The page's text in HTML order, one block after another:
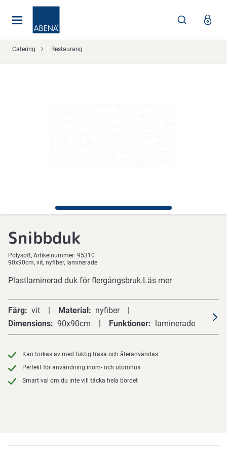
Catering Restaurang
Snibbduk
Polysoft Artikelnummer: 95310
90x90cm, vit, nyfiber, laminerade
Plastlaminerad duk för flergångsbruk.Läs mer
Färg vit Material
nyfiber
Dimensions
90x90cm Funktioner laminerade
Kan torkas av med fuktig trasa och återanvändas
Perfekt för användning inom- och utomhus
Smart val om du inte vill täcka hela bordet